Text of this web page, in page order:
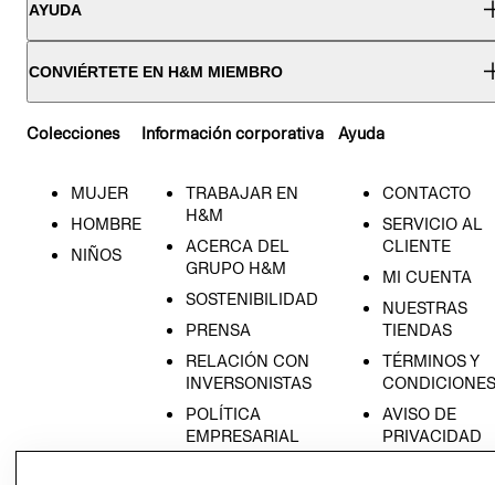
AYUDA
CONVIÉRTETE EN H&M MIEMBRO
Colecciones
MUJER
HOMBRE
NIÑOS
Información corporativa
TRABAJAR EN
H&M
ACERCA DEL
GRUPO H&M
SOSTENIBILIDAD
PRENSA
RELACIÓN CON
INVERSONISTAS
POLÍTICA
EMPRESARIAL
Ayuda
CONTACTO
SERVICIO AL
CLIENTE
MI CUENTA
NUESTRAS
TIENDAS
TÉRMINOS Y
CONDICIONES
AVISO DE
PRIVACIDAD